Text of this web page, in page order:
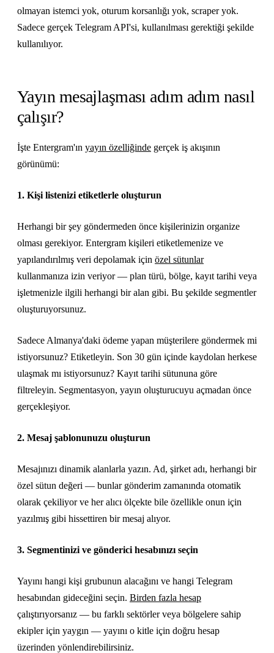
olmayan istemci yok, oturum korsanlığı yok, scraper yok.
Sadece gerçek Telegram API'si, kullanılması gerektiği şekilde
kullanılıyor.
Yayın mesajlaşması adım adım nasıl
çalışır?
İşte Entergram'ın yayın özelliğinde gerçek iş akışının
görünümü:
1. Kişi listenizi etiketlerle oluşturun
Herhangi bir şey göndermeden önce kişilerinizin organize
olması gerekiyor. Entergram kişileri etiketlemenize ve
yapılandırılmış veri depolamak için özel sütunlar
kullanmanıza izin veriyor — plan türü, bölge, kayıt tarihi veya
işletmenizle ilgili herhangi bir alan gibi. Bu şekilde segmentler
oluşturuyorsunuz.
Sadece Almanya'daki ödeme yapan müşterilere göndermek mi
istiyorsunuz? Etiketleyin. Son 30 gün içinde kaydolan herkese
ulaşmak mı istiyorsunuz? Kayıt tarihi sütununa göre
filtreleyin. Segmentasyon, yayın oluşturucuyu açmadan önce
gerçekleşiyor.
2. Mesaj şablonunuzu oluşturun
Mesajınızı dinamik alanlarla yazın. Ad, şirket adı, herhangi bir
özel sütun değeri — bunlar gönderim zamanında otomatik
olarak çekiliyor ve her alıcı ölçekte bile özellikle onun için
yazılmış gibi hissettiren bir mesaj alıyor.
3. Segmentinizi ve gönderici hesabınızı seçin
Yayını hangi kişi grubunun alacağını ve hangi Telegram
hesabından gideceğini seçin. Birden fazla hesap
çalıştırıyorsanız — bu farklı sektörler veya bölgelere sahip
ekipler için yaygın — yayını o kitle için doğru hesap
üzerinden yönlendirebilirsiniz.